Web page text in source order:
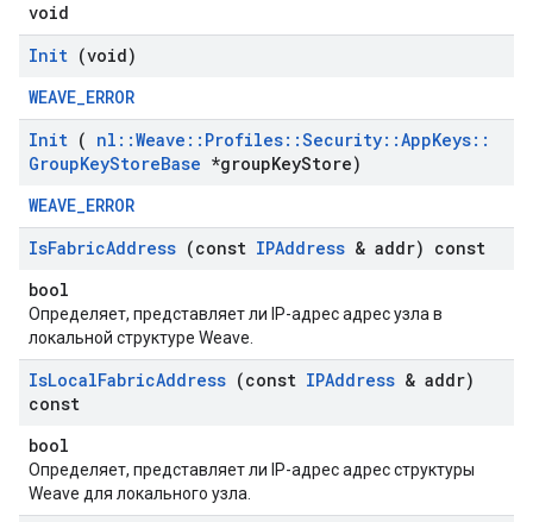
void
Init (void)
WEAVE_ERROR
Init ( nl ::Weave :: Profiles::Security::AppKeys::
GroupKeyStoreBase *groupKeyStore)
WEAVE_ERROR
IsFabricAddress (const IPAddress & addr) const
bool
Определяет, представляет ли IP-адрес адрес узла в
локальной структуре Weave.
IsLocalFabricAddress (const IPAddress & addr)
const
bool
Определяет, представляет ли IP-адрес адрес структуры
Weave для локального узла.